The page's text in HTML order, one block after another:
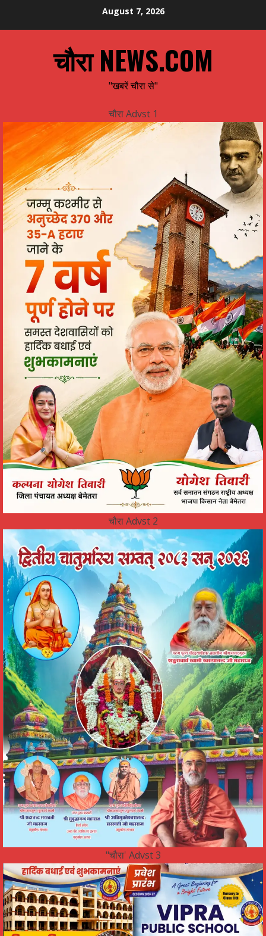
August 7, 2026
चौरा NEWS.COM
"खबरें चौरा से"
चौरा Advst 1
चौरा Advst 2
"चौरा' Advst 3